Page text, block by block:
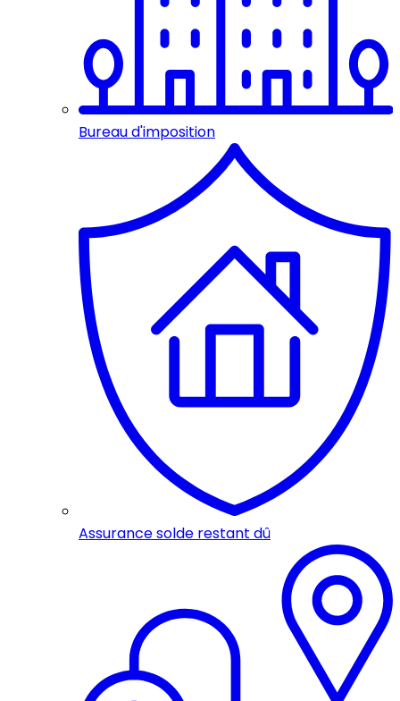
Bureau d'imposition
Assurance solde restant dû